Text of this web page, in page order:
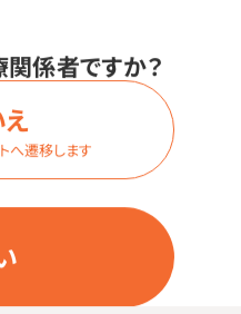
係者ですか？
へ遷移します